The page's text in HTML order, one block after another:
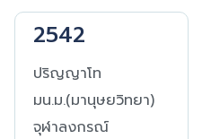
2542
ปริญญาโท
มน.ม.(มานุษยวิทยา)
จุฬาลงกรณ์